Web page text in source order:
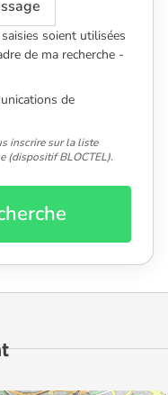
soient utilisées
de ma recherche -
de
inscrire sur la liste
(dispositif BLOCTEL).